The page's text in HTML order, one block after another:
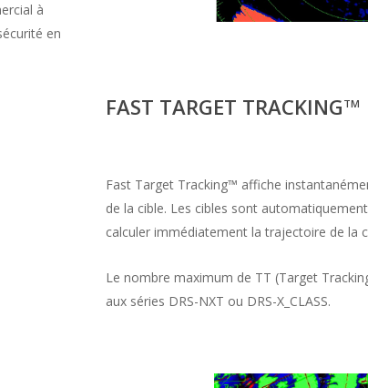
à
en
FAST TARGET TRACKING TM
Fast Target Tracking™ affiche
de la cible. Les cibles sont
calculer immédiatement la trajectoire de la
Le nombre maximum de TT (Target
aux séries DRS-NXT ou DRS-X_CLASS.